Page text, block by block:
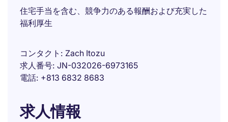
住宅手当を含む、競争力のある報酬および充実した
福利厚生
コンタクト
Zach Itozu
求人番号 JN-032026-6973165
電話 +813 6832 8683
求人情報